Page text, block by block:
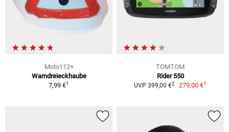
Moto112+
Warndreieckhaube
7,99 €1
TOMTOM
Rider 550
UVP 399,00 €2 279,00 €1